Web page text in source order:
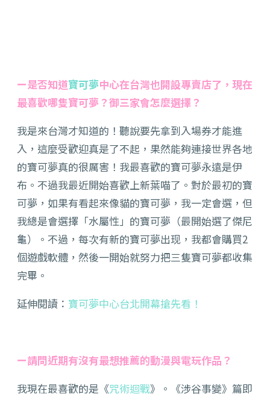
ー是否知道寶可夢中心在台灣也開設專賣店了，現在
最喜歡哪隻寶可夢？御三家會怎麼選擇？
我是來台灣才知道的！聽說要先拿到入場券才能進
入，這麼受歡迎真是了不起，果然能夠連接世界各地
的寶可夢真的很厲害！我最喜歡的寶可夢永遠是伊
布。不過我最近開始喜歡上新葉喵了。對於最初的寶
可夢，如果有看起來像貓的寶可夢，我一定會選，但
我總是會選擇「水屬性」的寶可夢（最開始選了傑尼
龜）。不過，每次有新的寶可夢出现，我都會購買2
個遊戲軟體，然後一開始就努力把三隻寶可夢都收集
完畢。
延伸閱讀： 寶可夢中心台北開幕搶先看！
ー請問近期有沒有最想推薦的動漫與電玩作品？
我現在最喜歡的是《咒術迴戰》。《涉谷事變》篇即